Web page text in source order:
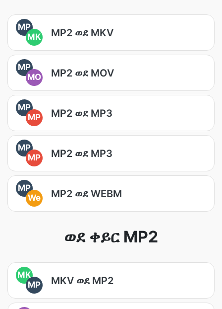
MP
MK
MP2 ወደ MKV
MP
MO
MP2 ወደ MOV
MP
MP
MP2 ወደ MP3
MP
MP
MP2 ወደ MP3
MP
We
MP2 ወደ WEBM
ወደ ቀይር MP2
MK
MP
MKV ወደ MP2